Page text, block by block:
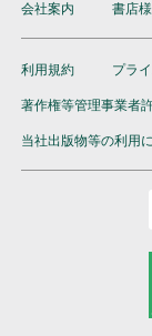
会社案内 書店
利用規約 プラ
著作権等管理事業者
当社出版物等の利用